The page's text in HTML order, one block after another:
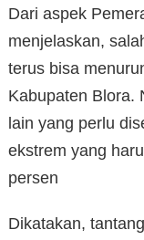
Dari aspek
menjelaskan,
terus bisa
Kabupaten Blora.
lain yang perlu
ekstrem yang
persen
Dikatakan,